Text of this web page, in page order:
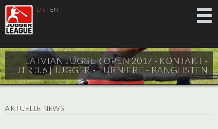
DE | EN
LATVIAN JUGGER OPEN 2017 - KONTAKT -
JTR 3.6 |JUGGER - TURNIERE - RANGLISTEN
AKTUELLE NEWS